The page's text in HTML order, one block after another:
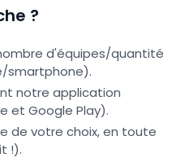
?
d'équipes/quantité
smartphone).
notre application
et Google Play).
de votre choix, en toute
!).